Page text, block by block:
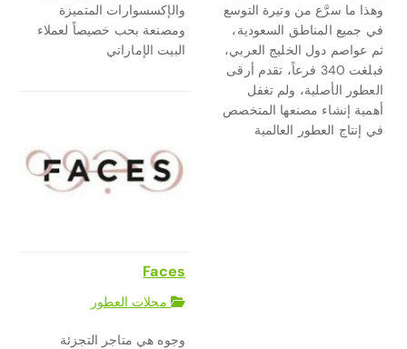
وهذا ما سرَّع من وتيرة التوسع
في جميع المناطق السعودية،
ثم عواصم دول الخليج العربي،
فبلغت 340 فرعاً، تقدم أرقى
العطور الأصلية، ولم تغفل
أهمية إنشاء مصنعها المتخصص
في إنتاج العطور العالمية
والإكسسوارات المتميزة
ومصنعة بحب خصيصاً لعملاء
البيت الإماراتي
Faces
محلات العطور
وجوه هي متاجر التجزئة